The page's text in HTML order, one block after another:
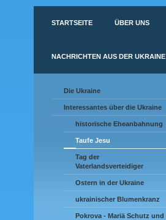
STARTSEITE ÜBER UNS
NACHRICHTEN AUS DER UKRAINE
Die Ukraine
Interessantes über die Ukraine
historische Eheanbahnung
Taufe Jesu
Tag der
Vaterlandsverteidiger
Ostern in der Ukraine
ukrainischer Blumenkranz
Pokrova - Mariä Schutz und